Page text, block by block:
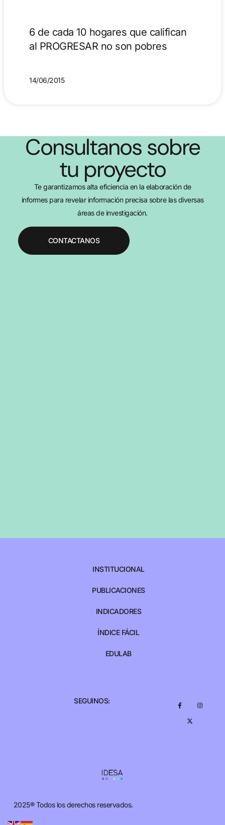
6 de cada 10 hogares que califican
al PROGRESAR no son pobres
14/06/2015
Consultanos sobre
tu proyecto
Te garantizamos alta eficiencia en la elaboración de
informes para revelar información precisa sobre las diversas
áreas de investigación.
CONTACTANOS
2025® Todos los derechos reservados.
INSTITUCIONAL
PUBLICACIONES
INDICADORES
ÍNDICE FÁCIL
EDULAB
SEGUINOS: